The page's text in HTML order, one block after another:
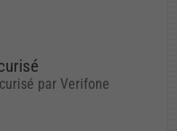
par Verifone